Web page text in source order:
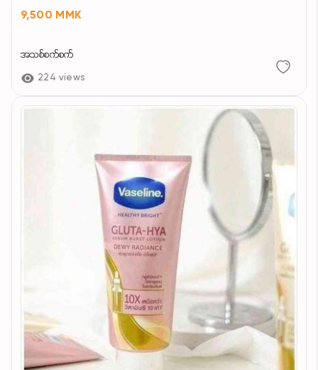
9,500 MMK
အသစ်စက်စက်
224 views